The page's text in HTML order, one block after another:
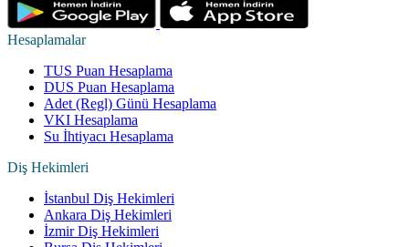
Hesaplamalar
TUS Puan Hesaplama
DUS Puan Hesaplama
Adet (Regl) Günü Hesaplama
VKI Hesaplama
Su İhtiyacı Hesaplama
Diş Hekimleri
İstanbul Diş Hekimleri
Ankara Diş Hekimleri
İzmir Diş Hekimleri